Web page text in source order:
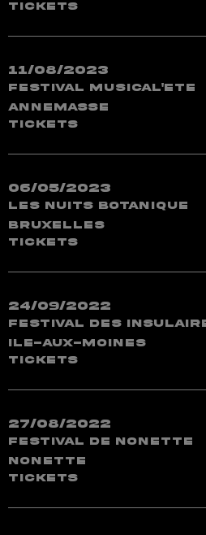
TICKETS
11/08/2023
Festival Musical'Ete
Annemasse
TICKETS
06/05/2023
Les Nuits Botanique
Bruxelles
TICKETS
24/09/2022
Festival des
Ile-aux-Moines
TICKETS
27/08/2022
Festival de Nonette
Nonette
TICKETS